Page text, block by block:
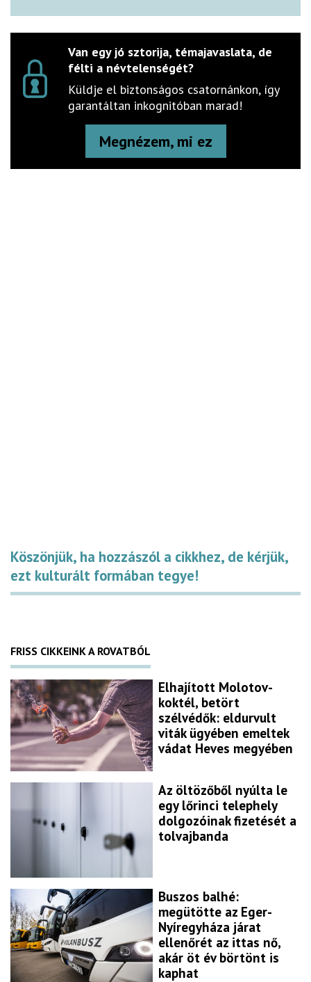
Van egy jó sztorija, témajavaslata, de
félti a névtelenségét?
Küldje el biztonságos csatornánkon, így
garantáltan inkognitóban marad!
Megnézem, mi ez
Köszönjük, ha hozzászól a cikkhez, de kérjük,
ezt kulturált formában tegye!
FRISS CIKKEINK A ROVATBÓL
Elhajított Molotov-
koktél, betört
szélvédők: eldurvult
viták ügyében emeltek
vádat Heves megyében
Az öltözőből nyúlta le
egy lőrinci telephely
dolgozóinak fizetését a
tolvajbanda
Buszos balhé:
megütötte az Eger-
Nyíregyháza járat
ellenőrét az ittas nő,
akár öt év börtönt is
kaphat